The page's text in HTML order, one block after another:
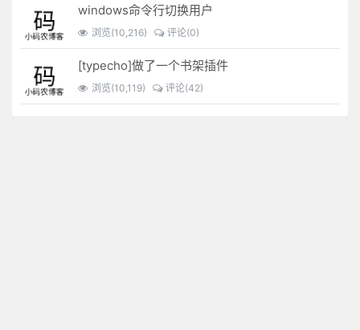
windows命令行切换用户
浏览(10,216) 评论(0)
[typecho]做了一个书架插件
浏览(10,119) 评论(42)